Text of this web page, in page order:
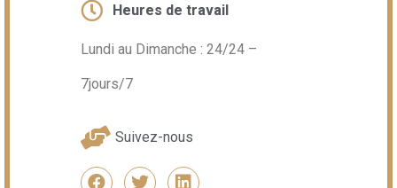
Heures de travail
Lundi au Dimanche : 24/24 –
7jours/7
Suivez-nous